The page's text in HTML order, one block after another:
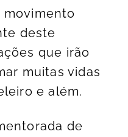
movimento
deste
que irão
muitas vidas
e além.
de